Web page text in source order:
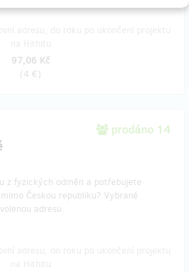
97,06 Kč
(4 €)
prodáno 14
z fyzických odměn a potřebujete
Českou republiku? Vybrané
adresu.